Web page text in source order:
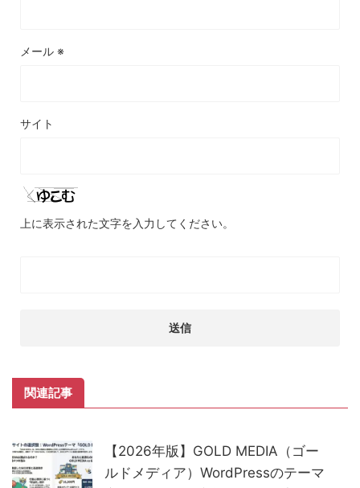
メール ※
サイト
上に表示された文字を入力してください。
関連記事
【2026年版】GOLD MEDIA（ゴー
ルドメディア）WordPressのテーマ